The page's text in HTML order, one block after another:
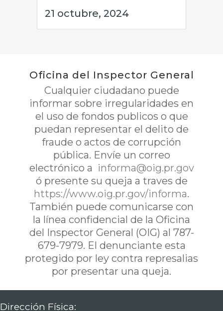
21 octubre, 2024
Oficina del Inspector General
Cualquier ciudadano puede
informar sobre irregularidades en
el uso de fondos publicos o que
puedan representar el delito de
fraude o actos de corrupción
pública. Envíe un correo
electrónico a informa@oig.pr.gov
ó presente su queja a traves de
https://www.oig.pr.gov/informa.
También puede comunicarse con
la línea confidencial de la Oficina
del Inspector General (OIG) al 787-
679-7979. El denunciante esta
protegido por ley contra represalias
por presentar una queja.
Dirección Física: